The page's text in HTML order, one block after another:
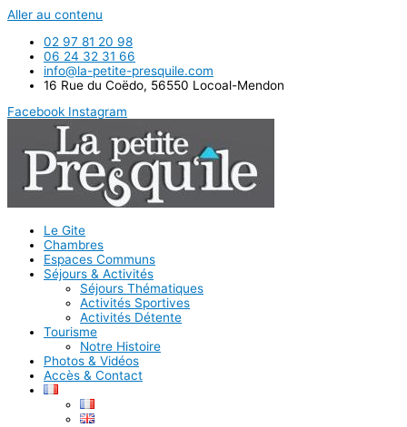
Aller au contenu
02 97 81 20 98
06 24 32 31 66
info@la-petite-presquile.com
16 Rue du Coëdo, 56550 Locoal-Mendon
Facebook Instagram
Le Gite
Chambres
Espaces Communs
Séjours & Activités
Séjours Thématiques
Activités Sportives
Activités Détente
Tourisme
Notre Histoire
Photos & Vidéos
Accès & Contact
Panneau de gestion des cookies